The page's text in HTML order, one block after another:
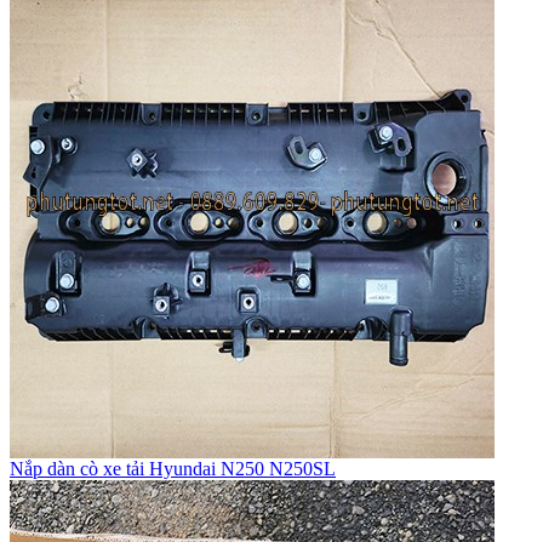
Nắp dàn cò xe tải Hyundai N250 N250SL